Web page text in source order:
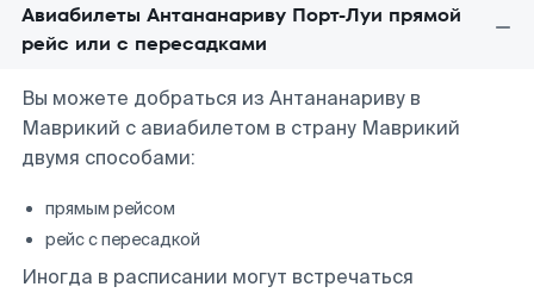
Авиабилеты Антананариву Порт-Луи прямой
рейс или с пересадками
Вы можете добраться из Антананариву в
Маврикий с авиабилетом в страну Маврикий
двумя способами:
прямым рейсом
рейс с пересадкой
Иногда в расписании могут встречаться